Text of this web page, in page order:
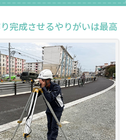
完成させるやりがいは最高